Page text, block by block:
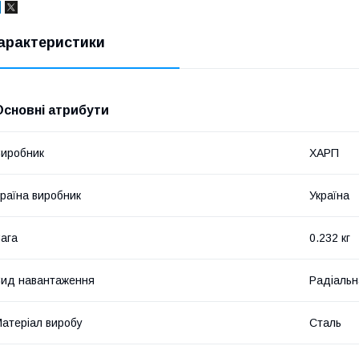
атрибути
ХАРП
виробник Україна
0.232 кг
навантаження
виробу Сталь